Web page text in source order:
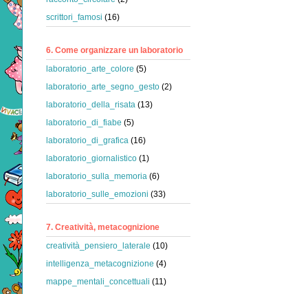
scrittori_famosi (16)
6. Come organizzare un laboratorio
laboratorio_arte_colore (5)
laboratorio_arte_segno_gesto (2)
laboratorio_della_risata (13)
laboratorio_di_fiabe (5)
laboratorio_di_grafica (16)
laboratorio_giornalistico (1)
laboratorio_sulla_memoria (6)
laboratorio_sulle_emozioni (33)
7. Creatività, metacognizione
creatività_pensiero_laterale (10)
intelligenza_metacognizione (4)
mappe_mentali_concettuali (11)